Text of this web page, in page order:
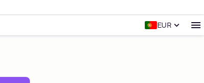
EUR